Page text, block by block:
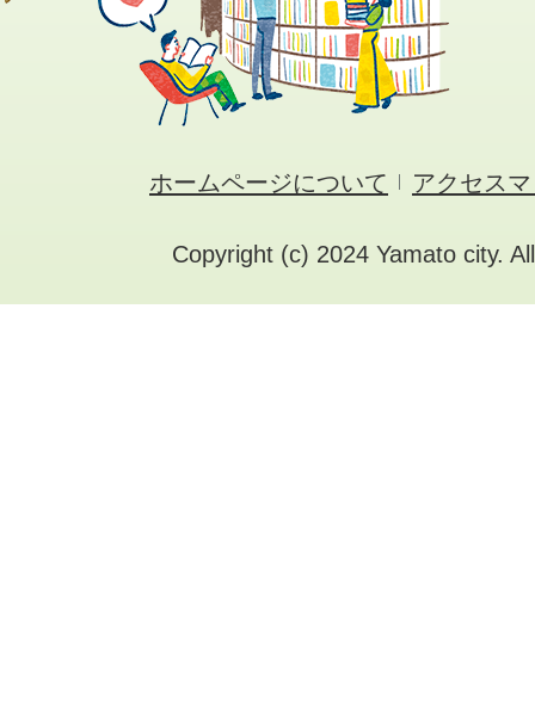
ホームページについて アクセス
Copyright (c) 2024 Yamato city.